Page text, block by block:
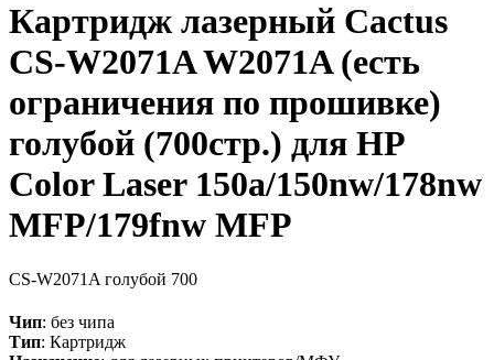
Картридж лазерный Cactus
CS-W2071A W2071A (есть
ограничения по прошивке)
голубой (700стр.) для HP
Color Laser 150a/150nw/178nw
MFP/179fnw MFP
CS-W2071A голубой 700
Чип: без чипа
Тип: Картридж